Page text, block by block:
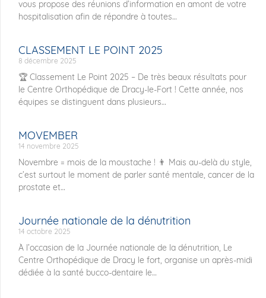
vous propose des réunions d’information en amont de votre
hospitalisation afin de répondre à toutes
CLASSEMENT LE POINT 2025
8 décembre 2025
🏆 Classement Le Point 2025 – De très beaux résultats pour
le Centre Orthopédique de Dracy-le-Fort ! Cette année, nos
équipes se distinguent dans plusieurs
MOVEMBER
14 novembre 2025
Novembre = mois de la moustache ! 👨 Mais au-delà du style,
c’est surtout le moment de parler santé mentale, cancer de la
prostate et
Journée nationale de la dénutrition
14 octobre 2025
À l’occasion de la Journée nationale de la dénutrition, Le
Centre Orthopédique de Dracy le fort, organise un après-midi
dédiée à la santé bucco-dentaire le